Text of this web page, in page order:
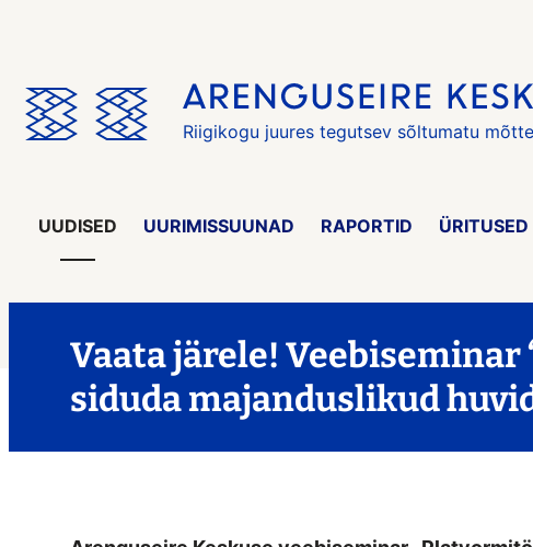
Riigikogu juures tegutsev sõltumatu
UUDISED UURIMISSUUNAD RAPORTID ÜRITUSED
Vaata järele!
siduda majanduslikud